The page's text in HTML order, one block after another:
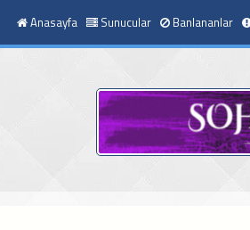
Anasayfa Sunucular Banlananlar